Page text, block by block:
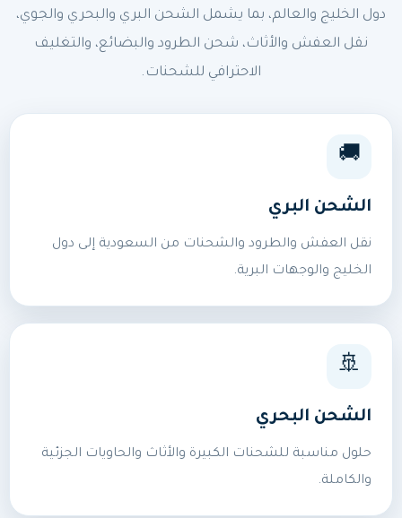
دول الخليج والعالم، بما يشمل الشحن البري والبحري والجوي،
نقل العفش والأثاث، شحن الطرود والبضائع، والتغليف
الاحترافي للشحنات.
🚚
الشحن البري
نقل العفش والطرود والشحنات من السعودية إلى دول
الخليج والوجهات البرية.
🚢
الشحن البحري
حلول مناسبة للشحنات الكبيرة والأثاث والحاويات الجزئية
والكاملة.